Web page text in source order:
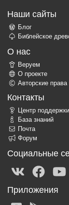
Наши сайты
Блог
Библейское
О нас
Веруем
О проекте
Авторские права
Контакты
Центр поддержки
База знаний
Почта
Форум
Социальные
Приложения